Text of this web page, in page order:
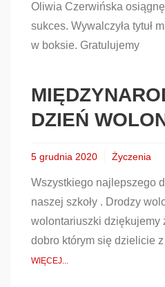
Oliwia Czerwińska
sukces. Wywalczyła tytuł
w boksie. Gratulujemy
DZIEŃ
5 grudnia 2020 Życzenia
Wszystkiego najlepszego
naszej szkoły . Drodzy
wolontariuszki dziękujemy
dobro którym się dzielicie
WIĘCEJ...